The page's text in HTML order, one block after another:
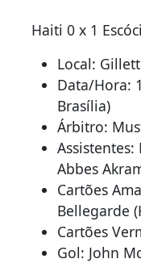
Haiti 0 x 1
Local:
Data/Hora:
Brasília)
Árbitro:
Assistentes:
Abbes
Cartões
Bellegarde
Cartões
Gol: John